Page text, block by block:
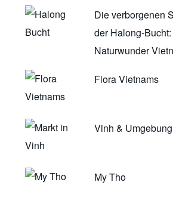
Die verborgenen
der Halong-
Naturwunder
Flora Vietnams
Vinh & Umgebung
My Tho